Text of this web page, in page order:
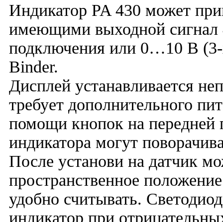
Индикатор PA 430 может
имеющими выходной
подключения или 0…10 В
Binder.
Дисплей устанавливается
требует дополнительного
помощи кнопок на передней
индикатора могут
После установи на датчик
пространственное
удобно считывать.
индикатор при